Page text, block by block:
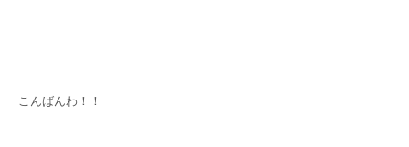
こんばんわ！！